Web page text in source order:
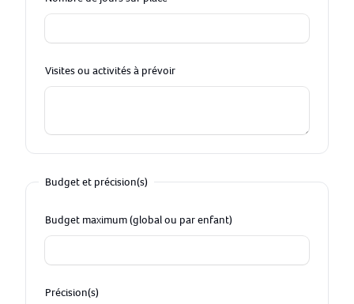
Visites ou activités à prévoir
Budget et précision(s)
Budget maximum (global ou par enfant)
Précision(s)